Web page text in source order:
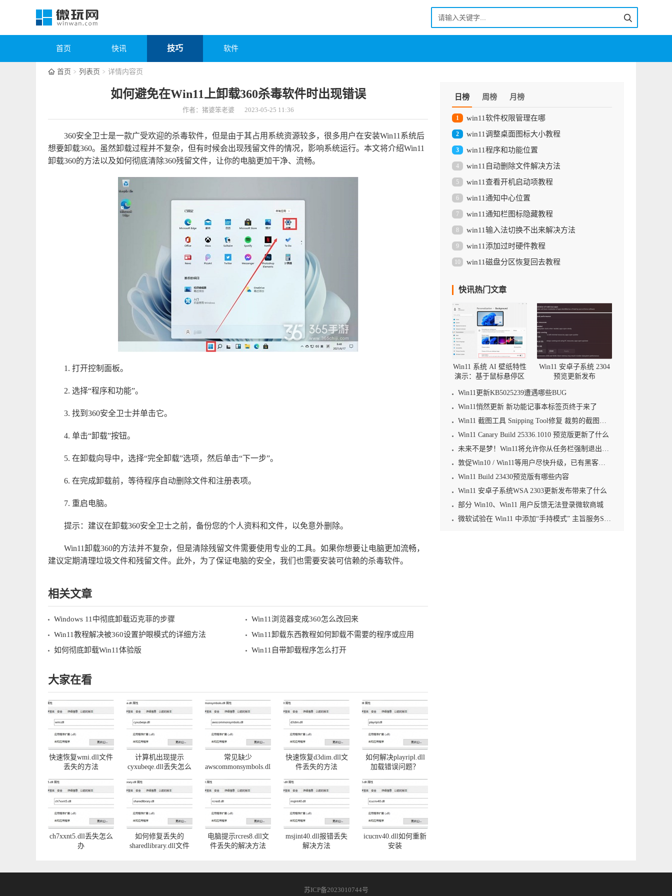
首页 快讯 技巧 软件
首页 列表页 详情内容页
如何避免在Win11上卸载360杀毒软件时出现错误
作者：猪婆笨老婆 2023-05-25 11:36
360安全卫士是一款广受欢迎的杀毒软件，但是由于其占用系统资源较多，很多用户在安装Win11系统后
想要卸载360。虽然卸载过程并不复杂，但有时候会出现残留文件的情况，影响系统运行。本文将介绍Win11
卸载360的方法以及如何彻底清除360残留文件，让你的电脑更加干净、流畅。
1. 打开控制面板。
2. 选择“程序和功能”。
3. 找到360安全卫士并单击它。
4. 单击“卸载”按钮。
5. 在卸载向导中，选择“完全卸载”选项，然后单击“下一步”。
6. 在完成卸载前，等待程序自动删除文件和注册表项。
7. 重启电脑。
提示：建议在卸载360安全卫士之前，备份您的个人资料和文件，以免意外删除。
Win11卸载360的方法并不复杂，但是清除残留文件需要使用专业的工具。如果你想要让电脑更加流畅，
建议定期清理垃圾文件和残留文件。此外，为了保证电脑的安全，我们也需要安装可信赖的杀毒软件。
相关文章
Windows 11中彻底卸载迈克菲的步骤
Win11浏览器变成360怎么改回来
Win11教程解决被360设置护眼模式的详细方法
Win11卸载东西教程如何卸载不需要的程序或应用
如何彻底卸载Win11体验版
Win11自带卸载程序怎么打开
大家在看
快速恢复wmi.dll文件
丢失的方法
计算机出现提示
cyxubeqe.dll丢失怎么
常见缺少
awscommonsymbols.dll
快速恢复d3dim.dll文
件丢失的方法
如何解决playripl.dll
加载错误问题？
ch7xxnt5.dll丢失怎么
办
如何修复丢失的
sharedlibrary.dll文件
电脑提示rcres8.dll文
件丢失的解决方法
msjint40.dll报错丢失
解决方法
icucnv40.dll如何重新
安装
日榜 周榜 月榜
1 win11软件权限管理在哪
2 win11调整桌面图标大小教程
3 win11程序和功能位置
4 win11自动删除文件解决方法
5 win11查看开机启动项教程
6 win11通知中心位置
7 win11通知栏图标隐藏教程
8 win11输入法切换不出来解决方法
9 win11添加过时硬件教程
10 win11磁盘分区恢复回去教程
快讯热门文章
Win11 系统 AI 壁纸特性
演示：基于鼠标悬停区
Win11 安卓子系统 2304
预览更新发布
Win11更新KB5025239遭遇哪些BUG
Win11悄然更新 新功能记事本标签页终于来了
Win11 Canary Build 25336.1010 预览版更新了什么
Win11 Build 23430预览版有哪些内容
Win11 安卓子系统WSA 2303更新发布带来了什么
部分 Win10、Win11 用户反馈无法登录微软商城
苏ICP备2023010744号